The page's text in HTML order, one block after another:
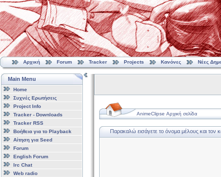
Αρχική Forum Tracker Projects Κανόνες Νέες
Main Menu
Home
Συχνές Ερωτήσεις
Project Info
Tracker - Downloads
Tracker RSS
Βοήθεια για το Playback
Αίτηση για Seed
Forum
English Forum
Irc Chat
Web radio
AnimeClipse Αρχική σελίδα
Παρακαλώ εισάγετε το όνομα μέλους και τον